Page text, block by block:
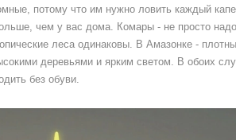
потому что им нужно ловить каждый
чем у вас дома. Комары - не просто
леса одинаковы. В Амазонке -
деревьями и ярким светом. В обоих
без обуви.